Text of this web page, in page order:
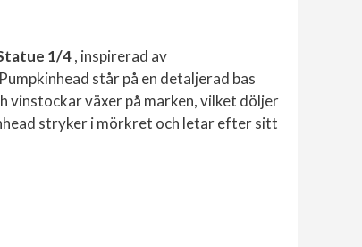
1/4, inspirerad av
står på en detaljerad bas
vinstockar växer på marken, vilket döljer
stryker i mörkret och letar efter sitt